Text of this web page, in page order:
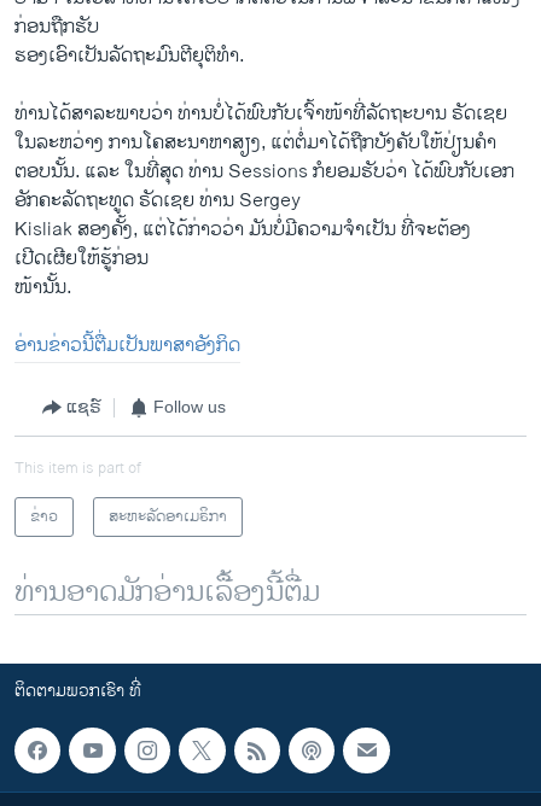
ກ່ອນຖືກຮັບ
ຮອງເອົາເປັນລັດຖະມົນຕີຍຸຕິທຳ.
ທ່ານໄດ້ສາລະພາບວ່າ ທ່ານບໍ່ໄດ້ພົບກັບເຈົ້າໜ້າທີ່ລັດຖະບານ ຣັດເຊຍ
ໃນລະຫວ່າງ ການໂຄສະນາຫາສຽງ, ແຕ່ຕໍ່ມາໄດ້ຖືກບັງຄັບໃຫ້ປ່ຽນຄຳ
ຕອບນັ້ນ. ແລະ ໃນທີ່ສຸດ ທ່ານ Sessions ກໍຍອມຮັບວ່າ ໄດ້ພົບກັບເອກ
ອັກຄະລັດຖະທູດ ຣັດເຊຍ ທ່ານ Sergey
Kisliak ສອງຄັ້ງ, ແຕ່ໄດ້ກ່າວວ່າ ມັນບໍ່ມີຄວາມຈຳເປັນ ທີ່ຈະຕ້ອງ
ເປີດເຜີຍໃຫ້ຮູ້ກ່ອນ
ໜ້ານັ້ນ.
ອ່ານຂ່າວນີ້ຕື່ມເປັນພາສາອັງກິດ
ແຊຣ໌ Follow us
This item is part of
ຂ່າວ
ສະຫະລັດອາເມຣິກາ
ທ່ານອາດມັກອ່ານເລື້ອງນີ້ຕື່ມ
ຕິດຕາມພວກເຮົາ ທີ່